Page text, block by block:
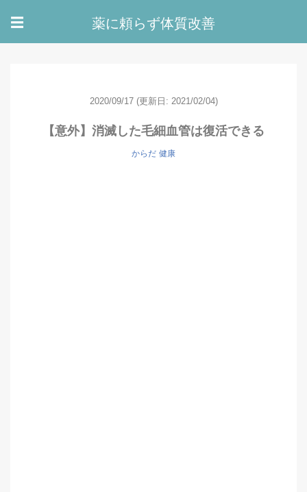
☰ 薬に頼らず体質改善
2020/09/17 (更新日: 2021/02/04)
【意外】消滅した毛細血管は復活できる
からだ 健康